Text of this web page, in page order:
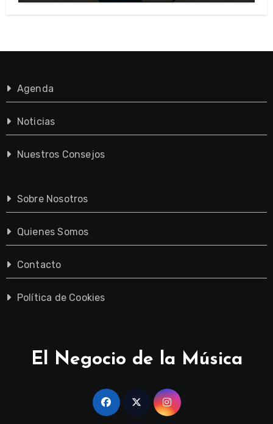
Agenda
Noticias
Nuestros Consejos
Sobre Nosotros
Quienes Somos
Contacto
Política de Cookies
El Negocio de la Música